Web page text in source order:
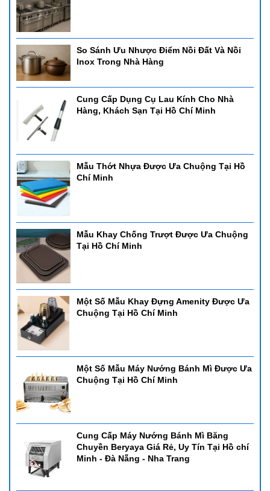
So Sánh Ưu Nhược Điểm Nồi Đất Và Nồi
Inox Trong Nhà Hàng
Cung Cấp Dụng Cụ Lau Kính Cho Nhà
Hàng, Khách Sạn Tại Hồ Chí Minh
Mẫu Thớt Nhựa Được Ưa Chuộng Tại Hồ
Chí Minh
Mẫu Khay Chống Trượt Được Ưa Chuộng
Tại Hồ Chí Minh
Một Số Mẫu Khay Đựng Amenity Được Ưa
Chuộng Tại Hồ Chí Minh
Một Số Mẫu Máy Nướng Bánh Mì Được Ưa
Chuộng Tại Hồ Chí Minh
Cung Cấp Máy Nướng Bánh Mì Băng
Chuyền Beryaya Giá Rẻ, Uy Tín Tại Hồ chí
Minh - Đà Nẵng - Nha Trang